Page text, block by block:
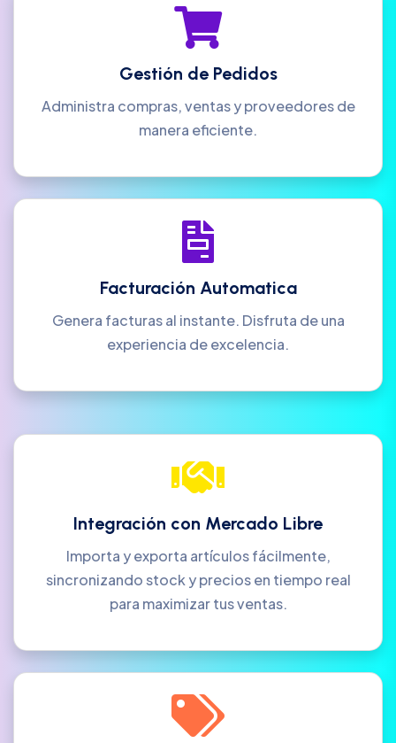
Gestión de Pedidos
Administra compras, ventas y proveedores de
manera eficiente.
Facturación Automatica
Genera facturas al instante. Disfruta de una
experiencia de excelencia.
Integración con Mercado Libre
Importa y exporta artículos fácilmente,
sincronizando stock y precios en tiempo real
para maximizar tus ventas.